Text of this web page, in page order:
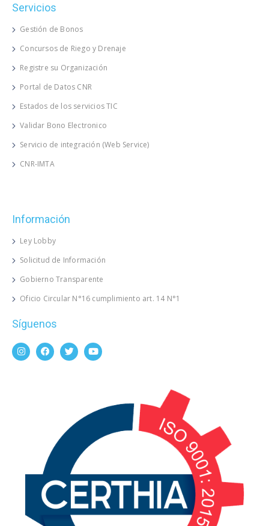
Servicios
Gestión de Bonos
Concursos de Riego y Drenaje
Registre su Organización
Portal de Datos CNR
Estados de los servicios TIC
Validar Bono Electronico
Servicio de integración (Web Service)
CNR-IMTA
Información
Ley Lobby
Solicitud de Información
Gobierno Transparente
Oficio Circular N°16 cumplimiento art. 14 N°1
Síguenos